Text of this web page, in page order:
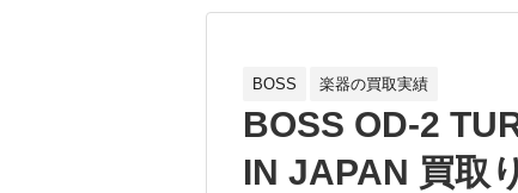
BOSS 楽器の買取実績
BOSS OD-2
IN JAPAN 買取